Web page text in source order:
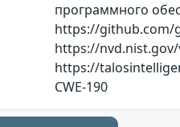
программного
https://github.com/
https://nvd.nist.gov/
https://
CWE-190